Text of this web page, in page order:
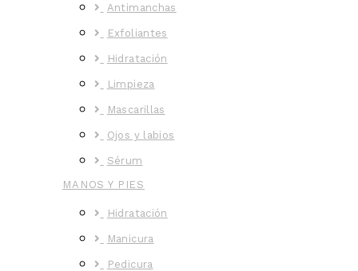
Antimanchas
Exfoliantes
Hidratación
Limpieza
Mascarillas
Ojos y labios
Sérum
MANOS Y PIES
Hidratación
Manicura
Pedicura